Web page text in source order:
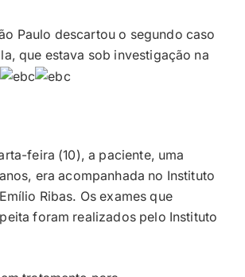
Paulo descartou o segundo caso
que estava sob investigação na
feira (10), a paciente, uma
era acompanhada no Instituto
Ribas. Os exames que
foram realizados pelo Instituto